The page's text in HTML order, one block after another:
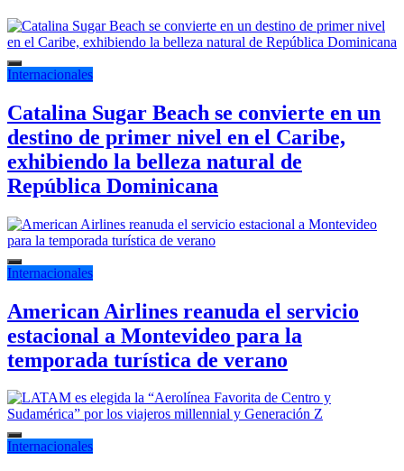
Internacionales
Catalina Sugar Beach se convierte en un
destino de primer nivel en el Caribe,
exhibiendo la belleza natural de
República Dominicana
Internacionales
American Airlines reanuda el servicio
estacional a Montevideo para la
temporada turística de verano
Internacionales